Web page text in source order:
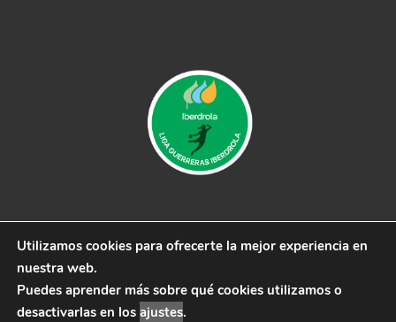
© 2019 CB Remudas - Desarrollado por3COM
Aviso Legal|Política de Privacidad|Política de cookies
Utilizamos cookies para ofrecerte la mejor experiencia en
nuestra web.
Puedes aprender más sobre qué cookies utilizamos o
desactivarlas en los ajustes.